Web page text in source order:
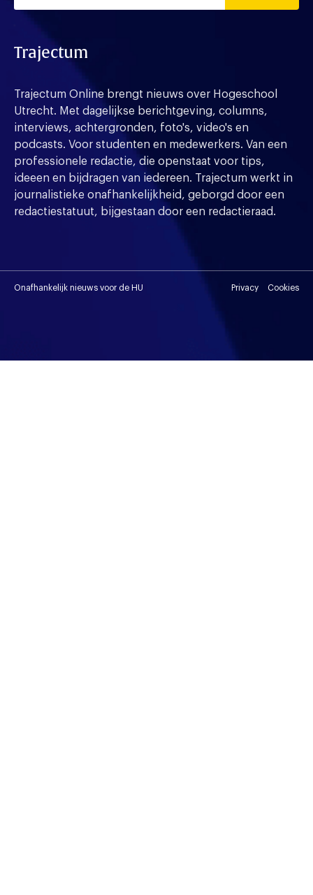
Trajectum
Trajectum Online brengt nieuws over Hogeschool
Utrecht. Met dagelijkse berichtgeving, columns,
interviews, achtergronden, foto's, video's en
podcasts. Voor studenten en medewerkers. Van een
professionele redactie, die openstaat voor tips,
ideeen en bijdragen van iedereen. Trajectum werkt in
journalistieke onafhankelijkheid, geborgd door een
redactiestatuut, bijgestaan door een redactieraad.
Onafhankelijk nieuws voor de HU Privacy Cookies